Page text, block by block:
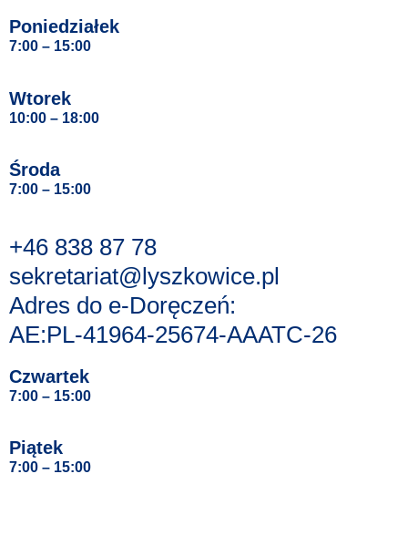
Poniedziałek
7:00 – 15:00
Wtorek
10:00 – 18:00
Środa
7:00 – 15:00
+46 838 87 78
sekretariat@lyszkowice.pl
Adres do e-Doręczeń:
AE:PL-41964-25674-AAATC-26
Czwartek
7:00 – 15:00
Piątek
7:00 – 15:00